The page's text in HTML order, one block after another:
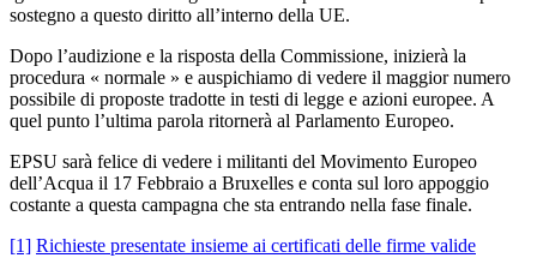
sostegno a questo diritto all’interno della UE.
Dopo l’audizione e la risposta della Commissione, inizierà la
procedura « normale » e auspichiamo di vedere il maggior numero
possibile di proposte tradotte in testi di legge e azioni europee. A
quel punto l’ultima parola ritornerà al Parlamento Europeo.
EPSU sarà felice di vedere i militanti del Movimento Europeo
dell’Acqua il 17 Febbraio a Bruxelles e conta sul loro appoggio
costante a questa campagna che sta entrando nella fase finale.
[1] Richieste presentate insieme ai certificati delle firme valide